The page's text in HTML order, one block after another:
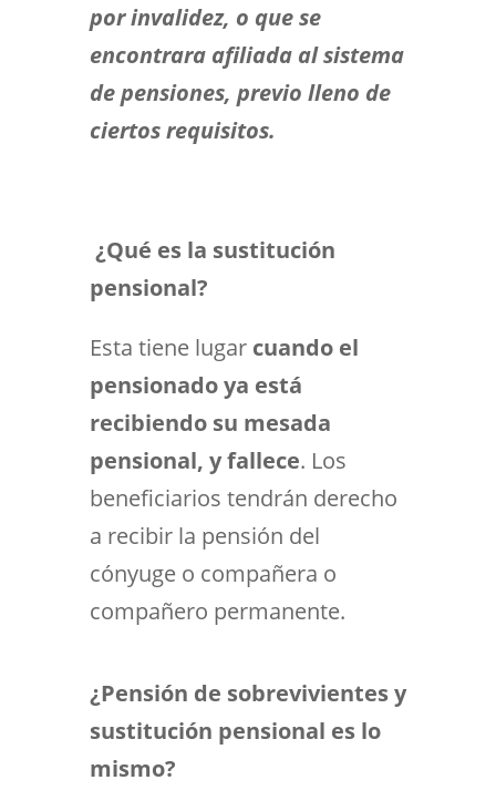
por invalidez, o que se
encontrara afiliada al sistema
de pensiones, previo lleno de
ciertos requisitos.
¿Qué es la sustitución
pensional?
Esta tiene lugar cuando el
pensionado ya está
recibiendo su mesada
pensional, y fallece. Los
beneficiarios tendrán derecho
a recibir la pensión del
cónyuge o compañera o
compañero permanente.
¿Pensión de sobrevivientes y
sustitución pensional es lo
mismo?